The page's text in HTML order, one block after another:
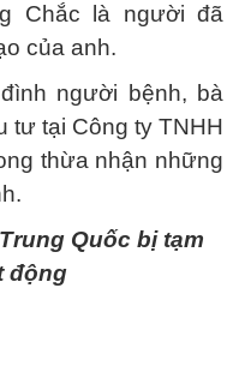
Chắc là người đã
của anh.
người bệnh, bà
tư tại Công ty TNHH
thừa nhận những
Quốc bị tạm
động